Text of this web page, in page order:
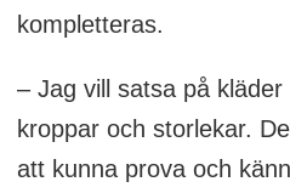
kompletteras.
– Jag vill satsa på
kroppar och storlekar.
att kunna prova och